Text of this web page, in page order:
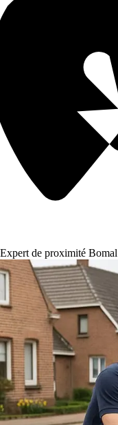
Expert de proximité Bomal